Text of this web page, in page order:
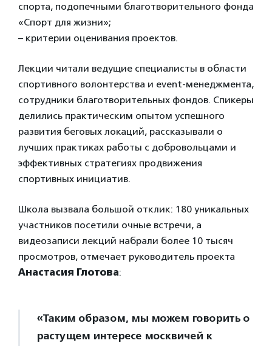
спорта, подопечными благотворительного фонда
«Спорт для жизни»;
– критерии оценивания проектов.
Лекции читали ведущие специалисты в области
спортивного волонтерства и event-менеджмента,
сотрудники благотворительных фондов. Спикеры
делились практическим опытом успешного
развития беговых локаций, рассказывали о
лучших практиках работы с добровольцами и
эффективных стратегиях продвижения
спортивных инициатив.
Школа вызвала большой отклик: 180 уникальных
участников посетили очные встречи, а
видеозаписи лекций набрали более 10 тысяч
просмотров, отмечает руководитель проекта
Анастасия Глотова:
«Таким образом, мы можем говорить о
растущем интересе москвичей к